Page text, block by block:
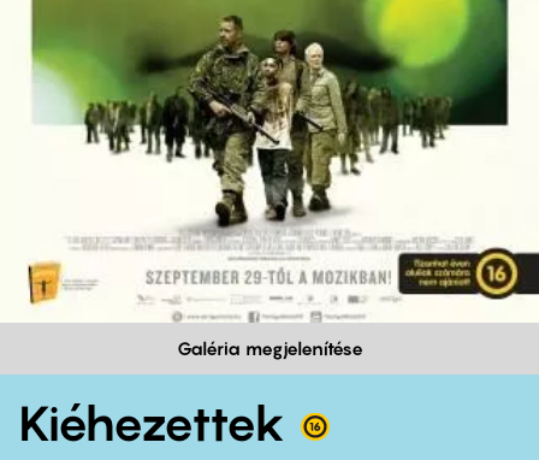
Galéria megjelenítése
Kiéhezettek